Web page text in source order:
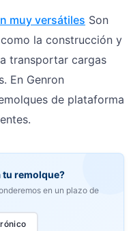
muy versátiles Son
la construcción y
transportar cargas
En Genron
de plataforma
tu remolque?
en un plazo de